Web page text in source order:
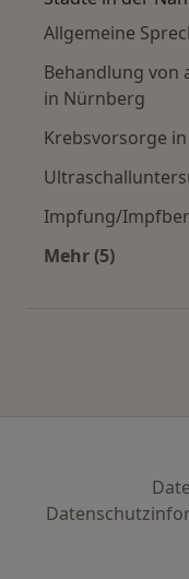
Allgemeine
Behandlung von
in Nürnberg
Krebsvorsorge
Impfung/
Mehr (5)